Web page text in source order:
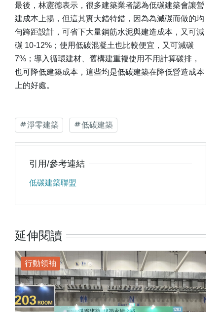
最後，林憲德表示，很多建築業者認為低碳建築會讓營
建成本上揚，但這其實大錯特錯，因為為減碳而做的均
勻跨距設計，可省下大量鋼筋水泥與建造成本，又可減
碳 10-12%；使用低碳混凝土也比較便宜，又可減碳
7%；導入循環建材、舊構建重複使用不用計算碳排，
也可降低建築成本，這些均是低碳建築在降低營造成本
上的好處。
淨零建築 低碳建築
引用/參考連結
低碳建築聯盟
延伸閱讀
行動領袖